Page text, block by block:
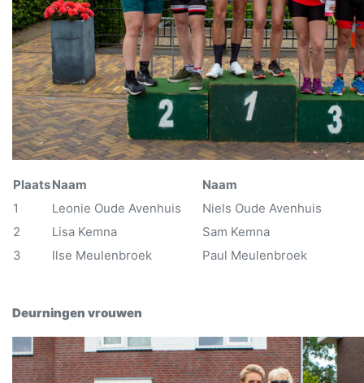
PlaatsNaam
Naam
1
Leonie Oude Avenhuis
Niels Oude Avenhuis
2
Lisa Kemna
Sam Kemna
3
Ilse Meulenbroek Paul Meulenbroek
Deurningen vrouwen